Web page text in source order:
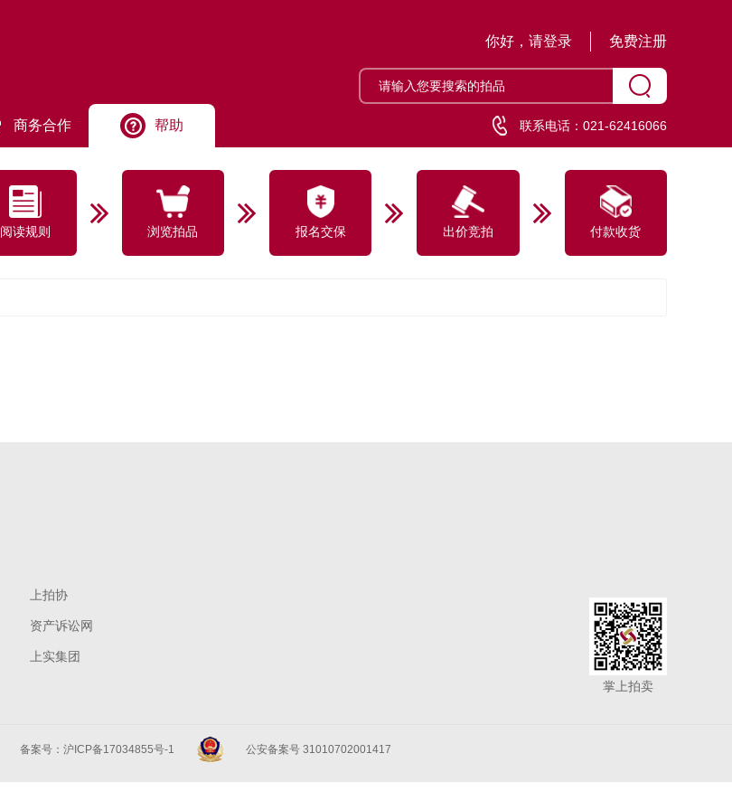
你好，请登录 免费注册
商务合作 帮助 联系电话：021-62416066
阅读规则 浏览拍品 报名交保 出价竞拍 付款收货
上拍协
资产诉讼网
上实集团
掌上拍卖
备案号：沪ICP备17034855号-1 公安备案号 31010702001417